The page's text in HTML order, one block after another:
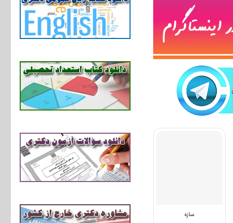
سازه